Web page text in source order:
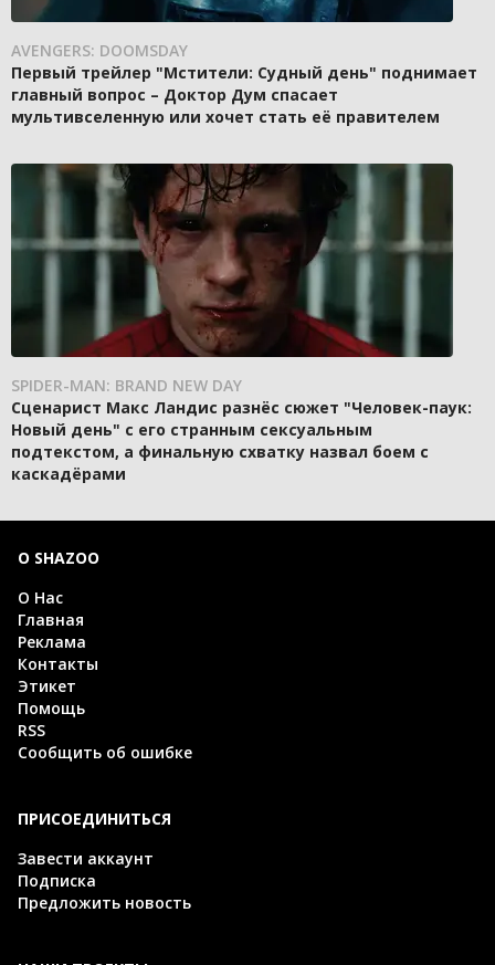
AVENGERS: DOOMSDAY
Первый трейлер "Мстители: Судный день" поднимает
главный вопрос – Доктор Дум спасает
мультивселенную или хочет стать её правителем
SPIDER-MAN: BRAND NEW DAY
Сценарист Макс Ландис разнёс сюжет "Человек-паук:
Новый день" с его странным сексуальным
подтекстом, а финальную схватку назвал боем с
каскадёрами
О SHAZOO
О Нас
Главная
Реклама
Контакты
Этикет
Помощь
RSS
Сообщить об ошибке
ПРИСОЕДИНИТЬСЯ
Завести аккаунт
Подписка
Предложить новость